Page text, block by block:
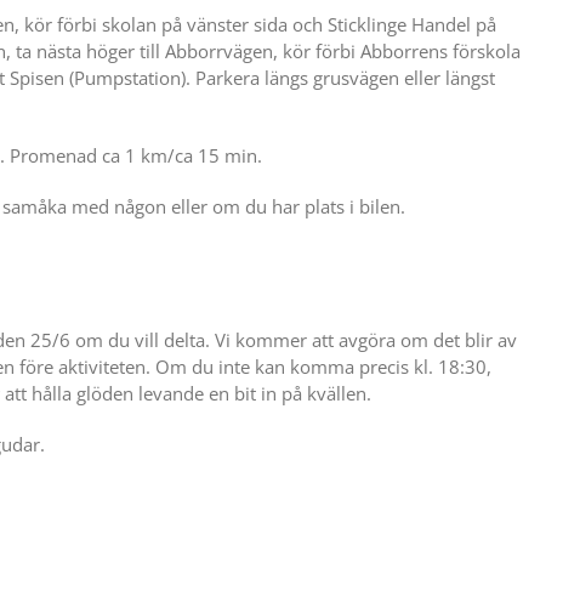
kör förbi skolan på vänster sida och Sticklinge Handel på
ta nästa höger till Abborrvägen, kör förbi Abborrens förskola
(Pumpstation). Parkera längs grusvägen eller längst
ca 1 km/ca 15 min.
med någon eller om du har plats i bilen.
25/6 om du vill delta. Vi kommer att avgöra om det blir av
före aktiviteten. Om du inte kan komma precis kl. 18:30,
hålla glöden levande en bit in på kvällen.